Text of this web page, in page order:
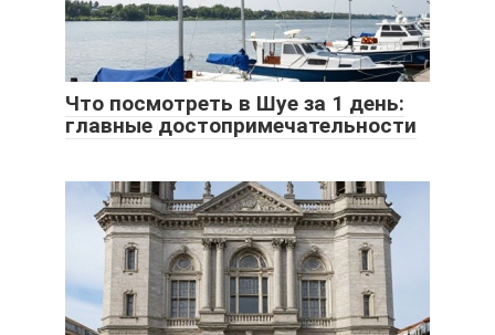
Что посмотреть в Шуе за 1 день:
главные достопримечательности